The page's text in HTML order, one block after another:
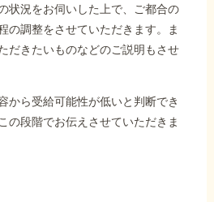
状況をお伺いした上で、ご都合の
の調整をさせていただきます。ま
だきたいものなどのご説明もさせ
から受給可能性が低いと判断でき
の段階でお伝えさせていただきま